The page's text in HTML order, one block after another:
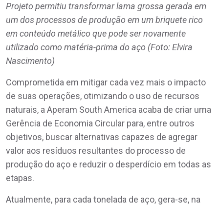
Projeto permitiu transformar lama grossa gerada em
um dos processos de produção em um briquete rico
em conteúdo metálico que pode ser novamente
utilizado como matéria-prima do aço (Foto: Elvira
Nascimento)
Comprometida em mitigar cada vez mais o impacto
de suas operações, otimizando o uso de recursos
naturais, a Aperam South America acaba de criar uma
Gerência de Economia Circular para, entre outros
objetivos, buscar alternativas capazes de agregar
valor aos resíduos resultantes do processo de
produção do aço e reduzir o desperdício em todas as
etapas.
Atualmente, para cada tonelada de aço, gera-se, na